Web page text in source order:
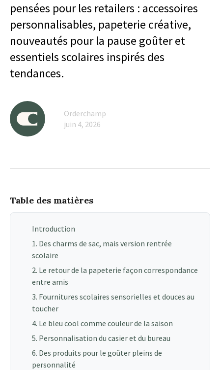
pensées pour les retailers : accessoires
personnalisables, papeterie créative,
nouveautés pour la pause goûter et
essentiels scolaires inspirés des
tendances.
Orderchamp
juin 4, 2026
Table des matières
Introduction
1. Des charms de sac, mais version rentrée
scolaire
2. Le retour de la papeterie façon correspondance
entre amis
3. Fournitures scolaires sensorielles et douces au
toucher
4. Le bleu cool comme couleur de la saison
5. Personnalisation du casier et du bureau
6. Des produits pour le goûter pleins de
personnalité